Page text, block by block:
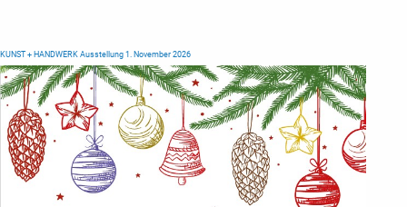
KUNST + HANDWERK Ausstellung 1. November 2026